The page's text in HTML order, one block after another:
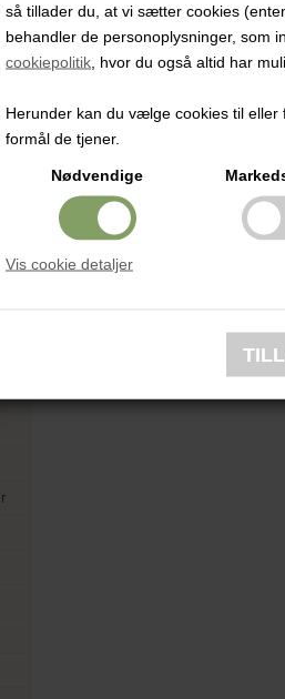
så tillader du, at vi sætter cookies
behandler de personoplysninger, som
cookiepolitik , hvor du også altid har
Herunder kan du vælge cookies til
formål de tjener.
Nødvendige
Vis cookie detaljer